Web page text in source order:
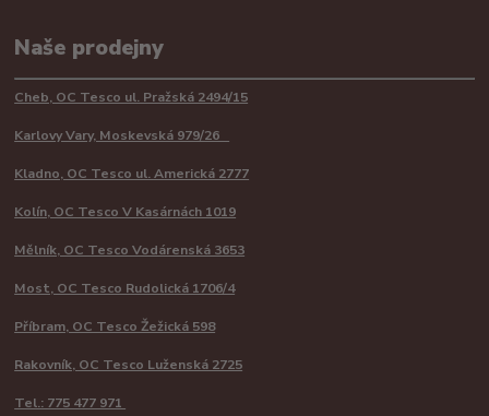
Naše prodejny
Cheb, OC Tesco ul. Pražská 2494/15
Karlovy Vary, Moskevská 979/26
Kladno, OC Tesco ul. Americká 2777
Kolín, OC Tesco V Kasárnách 1019
Mělník, OC Tesco Vodárenská 3653
Most, OC Tesco Rudolická 1706/4
Příbram, OC Tesco Žežická 598
Rakovník, OC Tesco Luženská 2725
Tel.: 775 477 971